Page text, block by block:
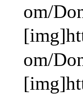
om/
om/